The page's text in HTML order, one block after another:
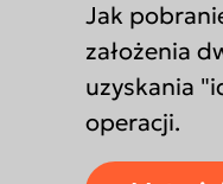
Jak
założenia
uzyskania
operacji.